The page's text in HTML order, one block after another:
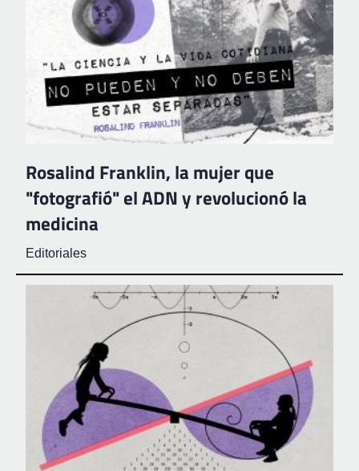
Rosalind Franklin, la mujer que
"fotografió" el ADN y revolucionó la
medicina
Editoriales